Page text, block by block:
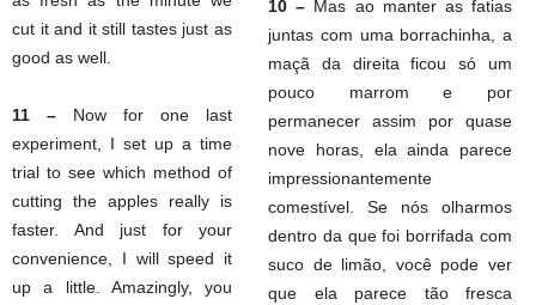
cut it and it still tastes just as
good as well.
11 – Now for one last
experiment, I set up a time
trial to see which method of
cutting the apples really is
faster. And just for your
convenience, I will speed it
up a little. Amazingly, you
10 – Mas ao manter as fatias
juntas com uma borrachinha, a
maçã da direita ficou só um
pouco marrom e por
permanecer assim por quase
nove horas, ela ainda parece
impressionantemente
comestível. Se nós olharmos
dentro da que foi borrifada com
suco de limão, você pode ver
que ela parece tão fresca